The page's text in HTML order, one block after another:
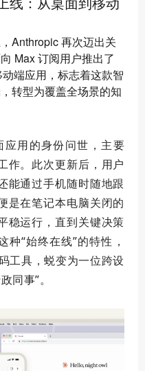
Anthropic 再次迈出关
Max 订阅用户推出了
端应用，标志着这款智
转型为覆盖全场景的知
用的身份问世，主要
作。此次更新后，用户
能通过手机随时随地跟
是在笔记本电脑关闭的
稳运行，直到关键决策
种“始终在线”的特性，
工具，蜕变为一位跨设
同事”。